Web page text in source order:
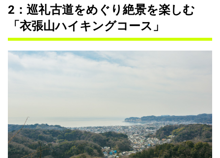
2：巡礼古道をめぐり絶景を楽しむ
「衣張山ハイキングコース」